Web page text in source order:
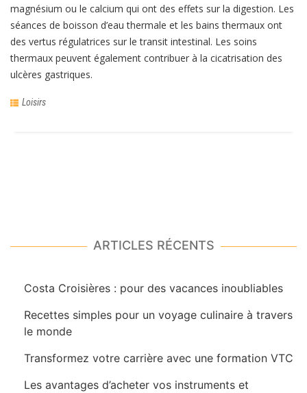
magnésium ou le calcium qui ont des effets sur la digestion. Les
séances de boisson d’eau thermale et les bains thermaux ont
des vertus régulatrices sur le transit intestinal. Les soins
thermaux peuvent également contribuer à la cicatrisation des
ulcères gastriques.
Loisirs
ARTICLES RÉCENTS
Costa Croisières : pour des vacances inoubliables
Recettes simples pour un voyage culinaire à travers
le monde
Transformez votre carrière avec une formation VTC
Les avantages d’acheter vos instruments et